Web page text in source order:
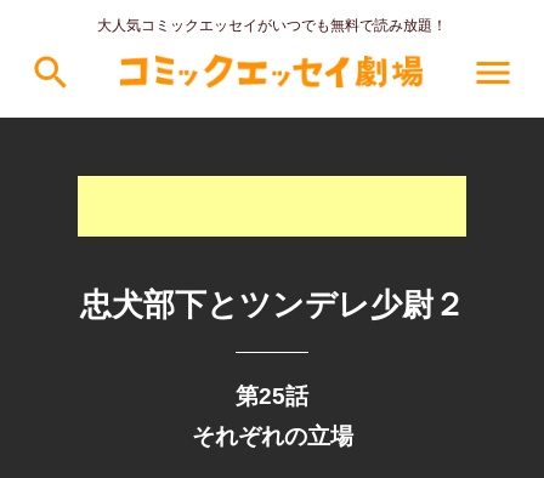
大人気コミックエッセイがいつでも無料で読み放題！
search menu
忠犬部下とツンデレ少尉２
第25話
それぞれの立場